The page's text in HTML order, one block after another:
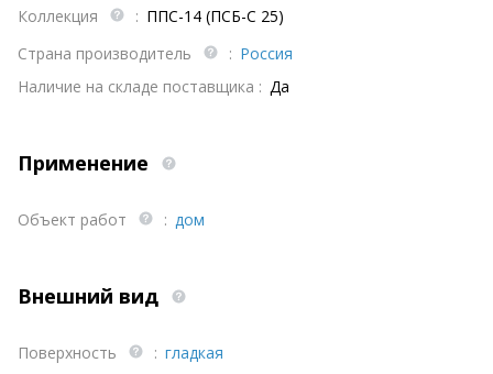
Коллекция
: ППС-14 (ПСБ-С 25)
Страна производитель
: Россия
Наличие на складе поставщика : Да
Применение
Объект работ : дом
Внешний вид
Поверхность : гладкая